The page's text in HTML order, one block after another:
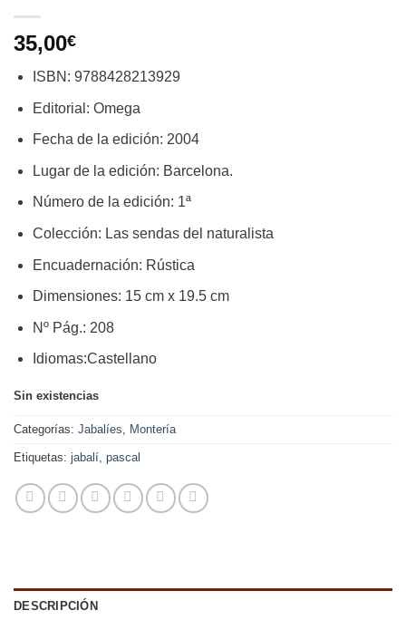
35,00€
ISBN: 9788428213929
Editorial: Omega
Fecha de la edición: 2004
Lugar de la edición: Barcelona.
Número de la edición: 1ª
Colección: Las sendas del naturalista
Encuadernación: Rústica
Dimensiones: 15 cm x 19.5 cm
Nº Pág.: 208
Idiomas:Castellano
Sin existencias
Categorías: Jabalíes Montería
Etiquetas: jabalí pascal
DESCRIPCIÓN